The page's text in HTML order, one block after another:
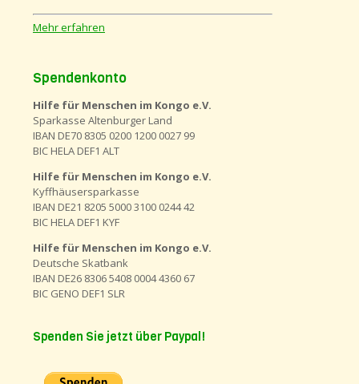
Mehr erfahren
Spendenkonto
Hilfe für Menschen im Kongo e.V.
Sparkasse Altenburger Land
IBAN DE70 8305 0200 1200 0027 99
BIC HELA DEF1 ALT
Hilfe für Menschen im Kongo e.V.
Kyffhäusersparkasse
IBAN DE21 8205 5000 3100 0244 42
BIC HELA DEF1 KYF
Hilfe für Menschen im Kongo e.V.
Deutsche Skatbank
IBAN DE26 8306 5408 0004 4360 67
BIC GENO DEF1 SLR
Spenden Sie jetzt über Paypal!